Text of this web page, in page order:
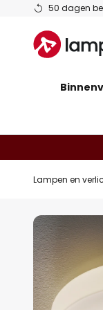
50 dagen
Ga
de
inhoud
Lampen en
Ga
naar
het
einde
van